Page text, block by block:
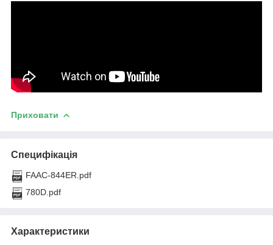
Приховати
Специфікація
FAAC-844ER.pdf
780D.pdf
Характеристики